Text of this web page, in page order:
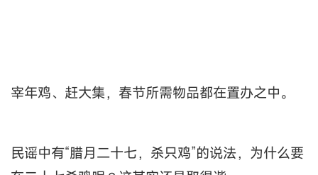
宰年鸡、赶大集，春节所需物品都在置办之中。
民谣中有“腊月二十七，杀只鸡”的说法，为什么要